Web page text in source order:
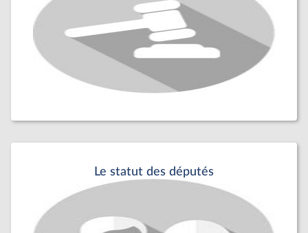
Le statut des députés